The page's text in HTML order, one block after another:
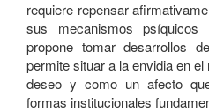
requiere repensar
sus mecanismos psíquicos
propone tomar desarrollos
permite situar a la envidia en
deseo y como un afecto
formas institucionales